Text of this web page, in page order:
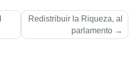
Redistribuir la Riqueza, al
parlamento